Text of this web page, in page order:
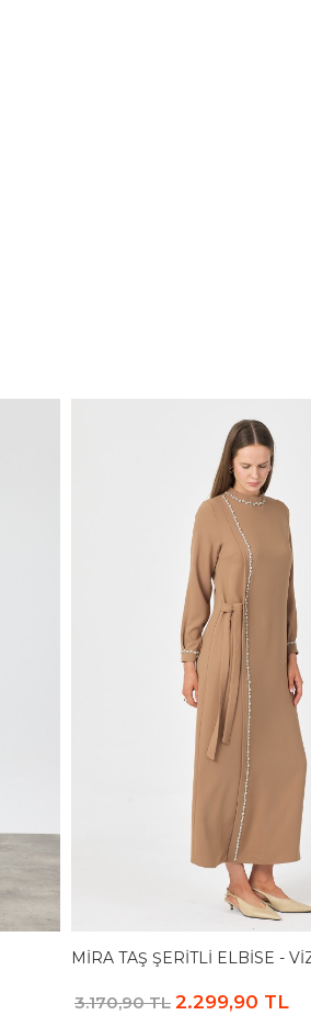
MIRA TAŞ ŞERITLI ELBISE -
3.170,90 TL 2.299,90 TL